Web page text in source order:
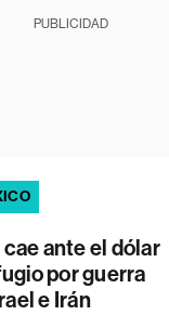
PUBLICIDAD
ante el dólar
por guerra
e Irán